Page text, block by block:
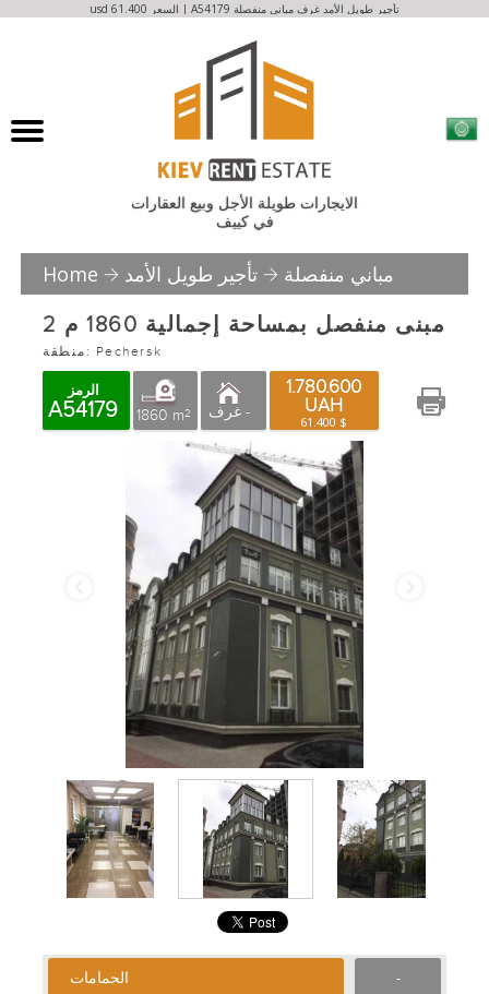
usd 61.400 السعر | A54179 تأجير طويل الأمد غرف مباني منفصلة
الايجارات طويلة الأجل وبيع العقارات
في كييف
Home تأجير طويل الأمد
مباني منفصلة
مبنى منفصل بمساحة إجمالية 1860 م 2
منطقة: Pechersk
الرمز
A54179 1860 m2 غرف -
1.780.600
UAH
61.400 $
الحمامات -